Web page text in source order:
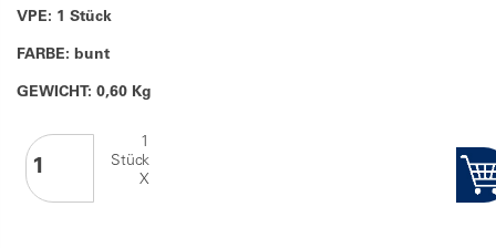
VPE: 1 Stück
FARBE: bunt
GEWICHT: 0,60 Kg
1
Stück
X